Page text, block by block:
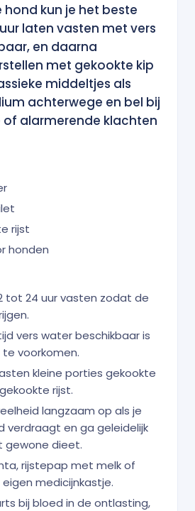
hond kun je het beste
laten vasten met vers
en daarna
met gekookte kip
middeltjes als
achterwege en bel bij
alarmerende klachten
rijst
honden
tot 24 uur vasten zodat de
vers water beschikbaar is
voorkomen.
kleine porties gekookte
rijst.
langzaam op als je
verdraagt en ga geleidelijk
gewone dieet.
rijstepap met melk of
medicijnkastje.
bij bloed in de ontlasting,